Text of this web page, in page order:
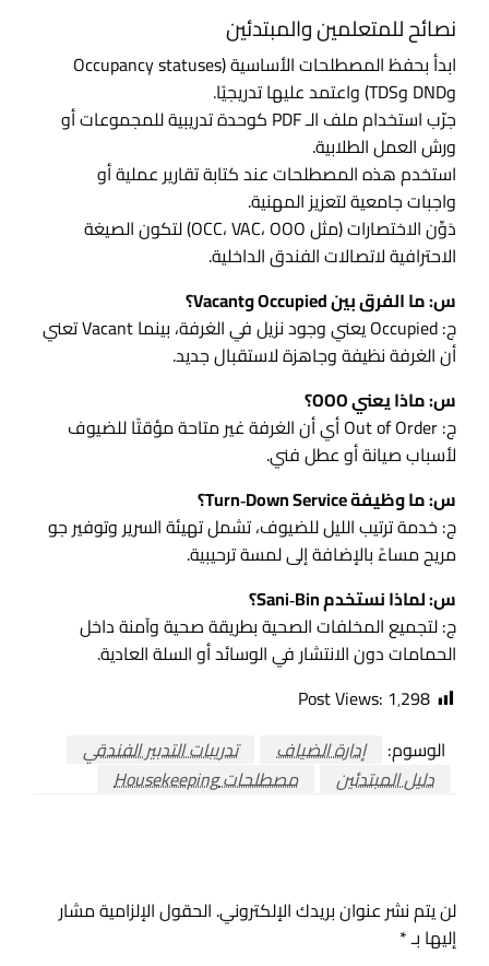
نصائح للمتعلمين والمبتدئين
ابدأ بحفظ المصطلحات الأساسية (Occupancy statuses
وDND وTDS) واعتمد عليها تدريجيًا.
جرّب استخدام ملف الـ PDF كوحدة تدريبية للمجموعات أو
ورش العمل الطلابية.
استخدم هذه المصطلحات عند كتابة تقارير عملية أو
واجبات جامعية لتعزيز المهنية.
دَوِّن الاختصارات (مثل OCC، VAC، OOO) لتكون الصيغة
الاحترافية لاتصالات الفندق الداخلية.
س: ما الفرق بين Occupied وVacant؟
ج: Occupied يعني وجود نزيل في الغرفة، بينما Vacant تعني
أن الغرفة نظيفة وجاهزة لاستقبال جديد.
س: ماذا يعني OOO؟
ج: Out of Order أي أن الغرفة غير متاحة مؤقتًا للضيوف
لأسباب صيانة أو عطل فني.
س: ما وظيفة Turn‑Down Service؟
ج: خدمة ترتيب الليل للضيوف، تشمل تهيئة السرير وتوفير جو
مريح مساءً بالإضافة إلى لمسة ترحيبية.
س: لماذا نستخدم Sani‑Bin؟
ج: لتجميع المخلفات الصحية بطريقة صحية وآمنة داخل
الحمامات دون الانتشار في الوسائد أو السلة العادية.
Post Views: 1٬298
الوسوم:
إدارة الضياف
تدريبات التدبير الفندقي
دليل المبتدئين
مصطلحات Housekeeping
لن يتم نشر عنوان بريدك الإلكتروني. الحقول الإلزامية مشار
إليها بـ*